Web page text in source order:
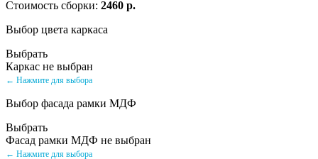
Стоимость сборки: 2460 р.
Выбор цвета каркаса
Выбрать
Каркас не выбран
← Нажмите для выбора
Выбор фасада рамки МДФ
Выбрать
Фасад рамки МДФ не выбран
← Нажмите для выбора